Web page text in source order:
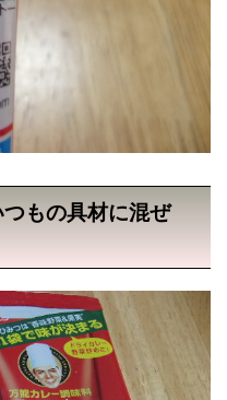
もの具材に混ぜ